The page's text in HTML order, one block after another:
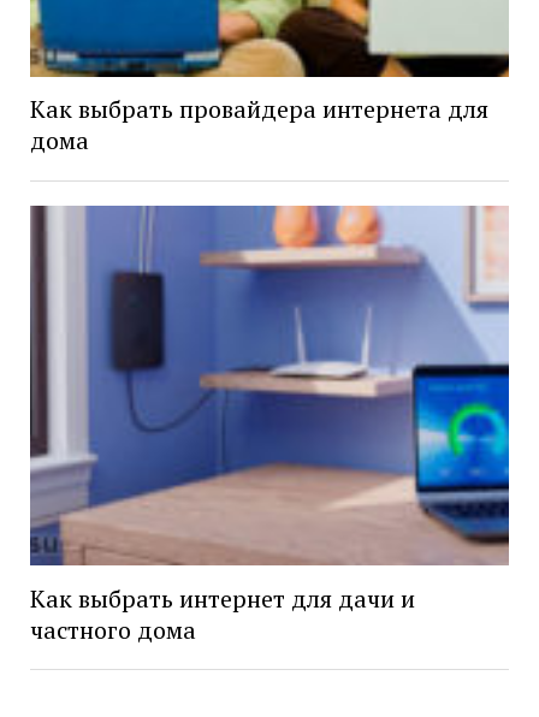
Как выбрать провайдера интернета для
дома
Как выбрать интернет для дачи и
частного дома